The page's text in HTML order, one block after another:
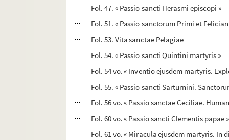
Fol. 47. « Passio sancti Herasmi episcopi »
Fol. 51. « Passio sanctorum Primi et
Fol. 53. Vita sanctae Pelagiae
Fol. 54. « Passio sancti Quintini martyris »
Fol. 54 vo. « Inventio ejusdem martyris.
Fol. 55. « Passio sancti Sarturnini.
Fol. 56 vo. « Passio sanctae Ceciliae.
Fol. 60 vo. « Passio sancti Clementis papae »
Fol. 61 vo. « Miracula ejusdem martyris. In